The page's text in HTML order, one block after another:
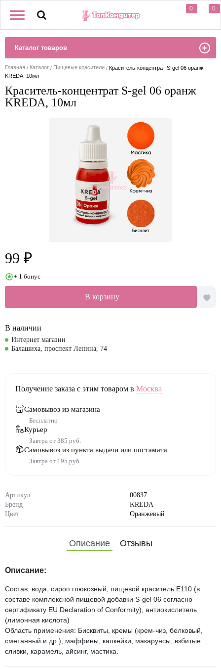
0 0
Каталог товаров
Главная Каталог Пищевые красители
Краситель-концентрат S-gel 06 оранж
KREDA, 10мл
Краситель-концентрат S-gel 06 оранж
KREDA, 10мл
Артикул
00837
Бренд
KREDA
Цвет
Оранжевый
99 ₽
+ 1 бонус
В корзину
В наличии
Интернет магазин
Балашиха, проспект Ленина, 74
Получение заказа с этим товаром в Москва
Самовывоз из магазина
Бесплатно
Курьер
Завтра от 385 руб.
Самовывоз из пункта выдачи или постамата
Завтра от 195 руб.
Описание Отзывы
Описание:
Состав: вода, сироп глюкозный, пищевой краситель Е110 (в
составе комплексной пищевой добавки S-gel 06 согласно
сертификату EU Declaration of Conformity), антиокислитель
(лимонная кислота)
Область применения: Бисквиты, кремы (крем-чиз, белковый,
сметанный и др.), маффины, капкейки, макарунсы, взбитые
сливки, карамель, айсинг, мастика.